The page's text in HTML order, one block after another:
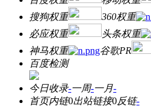
搜狗权重
360权重
必应权重
头条权重
神马权重
谷歌PR
百度检测
今日收录-一周-一月-
首页内链0出站链接0反链-